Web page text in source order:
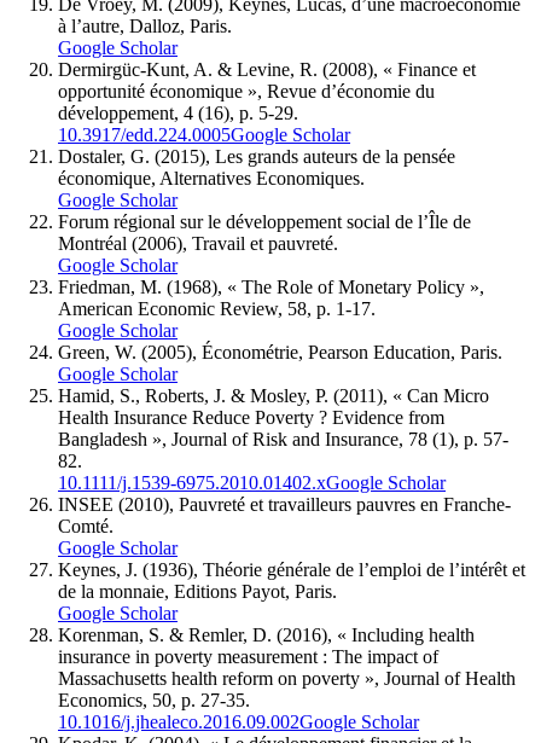
De Vroey, M. (2009), Keynes, Lucas, d’une macroéconomie
à l’autre, Dalloz, Paris.
Google Scholar
Dermirgüc-Kunt, A. & Levine, R. (2008), « Finance et
opportunité économique », Revue d’économie du
développement, 4 (16), p. 5-29.
10.3917/edd.224.0005Google Scholar
Dostaler, G. (2015), Les grands auteurs de la pensée
économique, Alternatives Economiques.
Google Scholar
Forum régional sur le développement social de l’Île de
Montréal (2006), Travail et pauvreté.
Google Scholar
Friedman, M. (1968), « The Role of Monetary Policy »,
American Economic Review, 58, p. 1-17.
Google Scholar
Green, W. (2005), Économétrie, Pearson Education, Paris.
Google Scholar
Hamid, S., Roberts, J. & Mosley, P. (2011), « Can Micro
Health Insurance Reduce Poverty ? Evidence from
Bangladesh », Journal of Risk and Insurance, 78 (1), p. 57-
82.
10.1111/j.1539-6975.2010.01402.xGoogle Scholar
INSEE (2010), Pauvreté et travailleurs pauvres en Franche-
Comté.
Google Scholar
Keynes, J. (1936), Théorie générale de l’emploi de l’intérêt et
de la monnaie, Editions Payot, Paris.
Google Scholar
Korenman, S. & Remler, D. (2016), « Including health
insurance in poverty measurement : The impact of
Massachusetts health reform on poverty », Journal of Health
Economics, 50, p. 27-35.
10.1016/j.jhealeco.2016.09.002Google Scholar